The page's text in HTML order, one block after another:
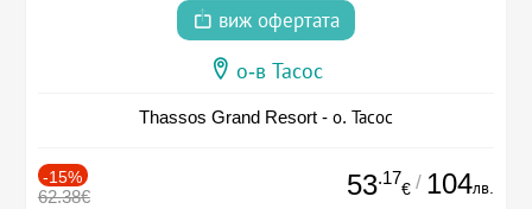
виж офертата
о-в Тасос
Thassos Grand Resort - о. Тасос
-15%
62.38€ 53.17
€ / 104лв.